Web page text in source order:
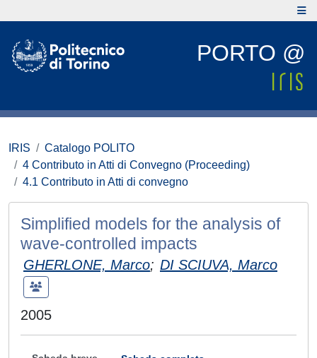
PORTO @
IRIS
Catalogo POLITO
4 Contributo in Atti di Convegno (Proceeding)
4.1 Contributo in Atti di convegno
Simplified models for the analysis of
wave-controlled impacts
GHERLONE, Marco; DI SCIUVA, Marco
2005